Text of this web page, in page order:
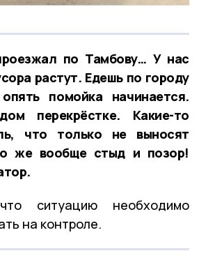
по Тамбову… У нас
растут. Едешь по городу
помойка начинается.
перекрёстке. Какие-то
что только не выносят
же вообще стыд и позор!
ситуацию необходимо
на контроле.